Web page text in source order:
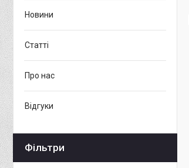
Новини
Статті
Про нас
Відгуки
Фільтри